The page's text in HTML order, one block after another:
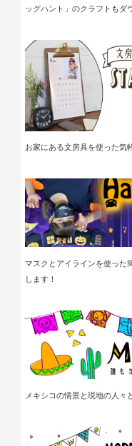
ッグハント」のクラフトもダ
お家にある文房具を使った気
マスクとアイラインを使った
します！
メキシコの情景と現地の人々